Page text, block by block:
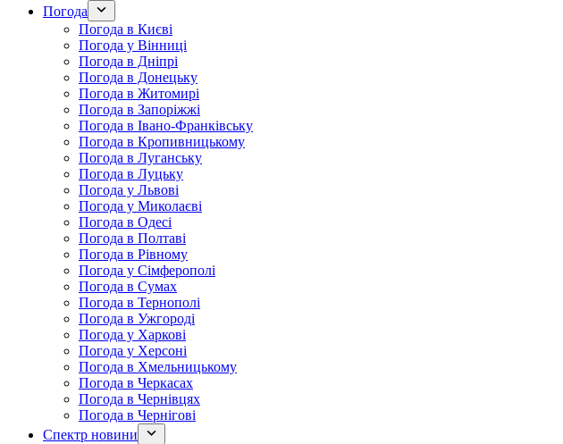
Погода
Погода в Києві
Погода у Вінниці
Погода в Дніпрі
Погода в Донецьку
Погода в Житомирі
Погода в Запоріжжі
Погода в Івано-Франківську
Погода в Кропивницькому
Погода в Луганську
Погода в Луцьку
Погода у Львові
Погода у Миколаєві
Погода в Одесі
Погода в Полтаві
Погода в Рівному
Погода у Сімферополі
Погода в Сумах
Погода в Тернополі
Погода в Ужгороді
Погода у Харкові
Погода у Херсоні
Погода в Хмельницькому
Погода в Черкасах
Погода в Чернівцях
Погода в Чернігові
Спектр новини